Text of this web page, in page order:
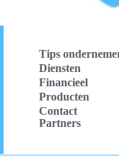
Tips
Diensten
Financieel
Producten
Contact
Partners